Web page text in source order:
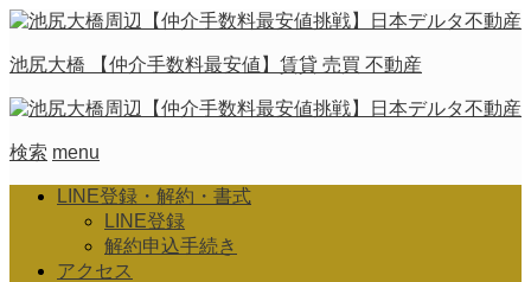
池尻大橋 【仲介手数料最安値】賃貸 売買 不動産
検索 menu
LINE登録・解約・書式
LINE登録
解約申込手続き
アクセス